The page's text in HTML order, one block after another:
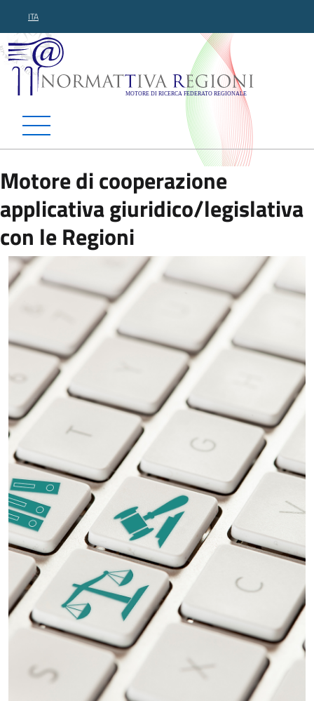
ITA
Normattiva Regioni -
Motore di cooperazione
applicativa giuridico/legislativa
con le Regioni